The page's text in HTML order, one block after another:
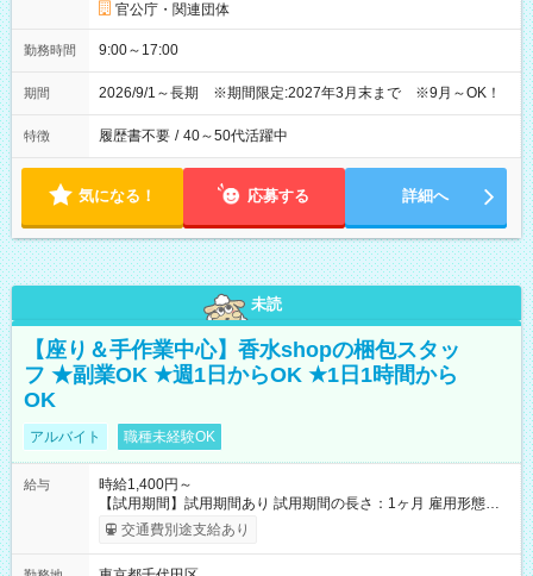
官公庁・関連団体
勤務時間 9:00～17:00
期間 2026/9/1～長期 ※期間限定:2027年3月末まで ※9月～OK！
特徴 履歴書不要 / 40～50代活躍中
気になる！ 応募する 詳細へ
未読
【座り＆手作業中心】香水shopの梱包スタッ
フ ★副業OK ★週1日からOK ★1日1時間から
OK
アルバイト 職種未経験OK
給与
時給1,400円～
【試用期間】試用期間あり 試用期間の長さ：1ヶ月 雇用形態、
給与は本採用時と同じです。
交通費別途支給あり